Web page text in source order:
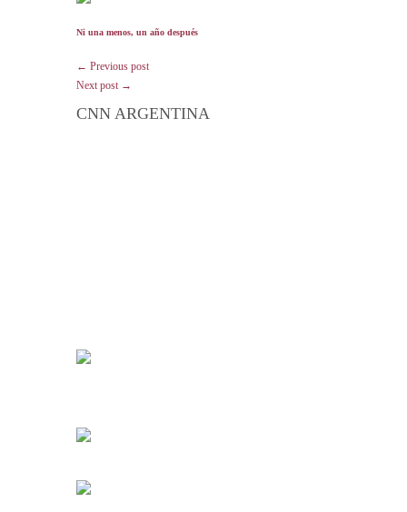
Ni una menos, un año después
← Previous post
Next post →
CNN ARGENTINA